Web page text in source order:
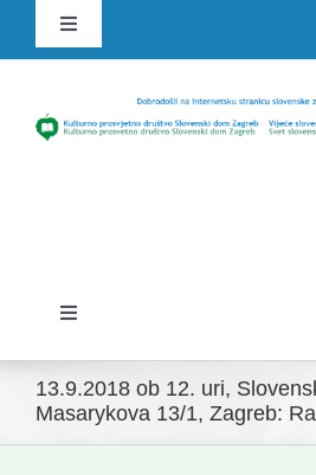
content
Toggle
Navigation
Toggle
Domov
Novice
13.9.2018 ob 12. uri,
Masarykova 13/1, Zagreb: